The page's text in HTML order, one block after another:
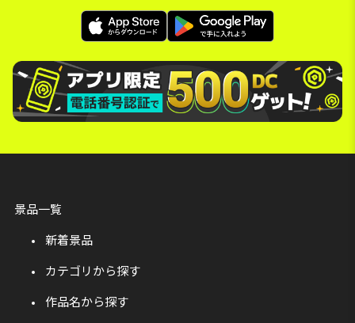
景品一覧
新着景品
カテゴリから探す
作品名から探す